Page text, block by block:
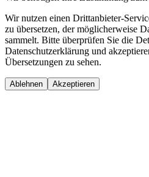
Wir nutzen einen Drittanbieter-
zu übersetzen, der möglicherweise
sammelt. Bitte überprüfen Sie die
Datenschutzerklärung und
Übersetzungen zu sehen.
Ablehnen Akzeptieren